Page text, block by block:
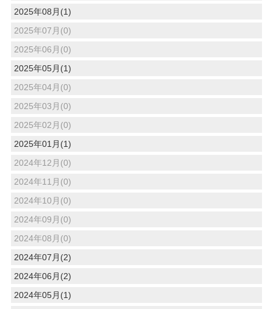
2025年08月(1)
2025年07月(0)
2025年06月(0)
2025年05月(1)
2025年04月(0)
2025年03月(0)
2025年02月(0)
2025年01月(1)
2024年12月(0)
2024年11月(0)
2024年10月(0)
2024年09月(0)
2024年08月(0)
2024年07月(2)
2024年06月(2)
2024年05月(1)